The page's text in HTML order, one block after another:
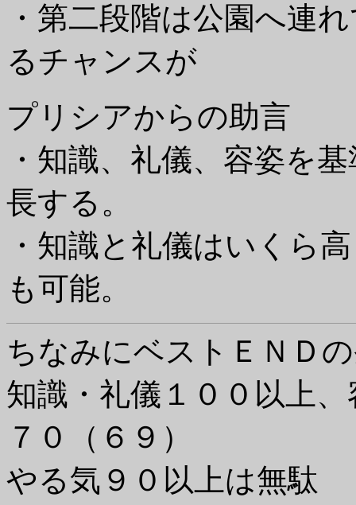
・第二段階は公園へ連
るチャンスが
プリシアからの助言
・知識、礼儀、容姿を
長する。
・知識と礼儀はいくら
も可能。
ちなみにベストＥＮＤ
知識・礼儀１００以上
７０（６９）
やる気９０以上は無駄